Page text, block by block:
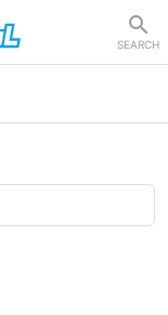
SEARCH